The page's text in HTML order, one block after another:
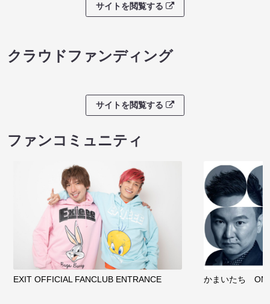
サイトを閲覧する
クラウドファンディング
サイトを閲覧する
ファンコミュニティ
EXIT OFFICIAL FANCLUB ENTRANCE かまいたち